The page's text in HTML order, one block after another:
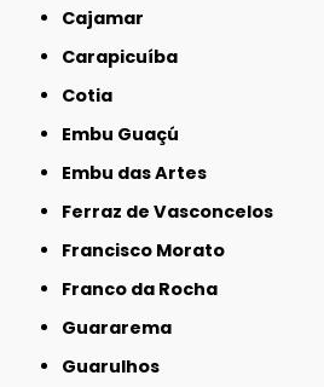
Cajamar
Carapicuíba
Cotia
Embu Guaçú
Embu das Artes
Ferraz de Vasconcelos
Francisco Morato
Franco da Rocha
Guararema
Guarulhos